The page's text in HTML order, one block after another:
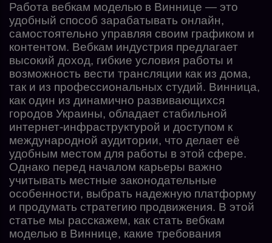
Работа вебкам моделью в Виннице — это
удобный способ зарабатывать онлайн,
самостоятельно управляя своим графиком и
контентом. Вебкам индустрия предлагает
высокий доход, гибкие условия работы и
возможность вести трансляции как из дома,
так и из профессиональных студий. Винница,
как один из динамично развивающихся
городов Украины, обладает стабильной
интернет-инфраструктурой и доступом к
международной аудитории, что делает её
удобным местом для работы в этой сфере.
Однако перед началом карьеры важно
учитывать местные законодательные
особенности, выбрать надежную платформу
и продумать стратегию продвижения. В этой
статье мы расскажем, как стать вебкам
моделью в Виннице, какие требования